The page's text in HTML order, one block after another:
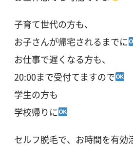
子育て世代の方も、
お子さんが帰宅されるまでに
お仕事で遅くなる方も、
20:00まで受付てますので
学生の方も
学校帰りに
セルフ脱毛で、お時間を有